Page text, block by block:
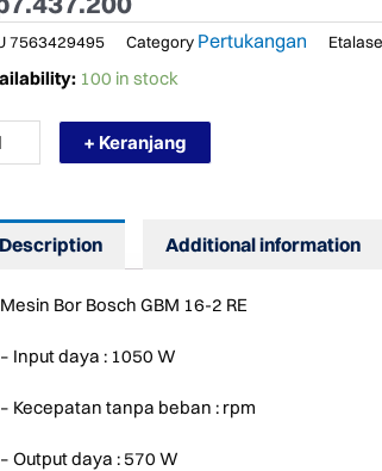
7563429495 Category Pertukangan Etalase
100 in stock
+ Keranjang
Description Additional information
Mesin Bor Bosch GBM 16-2 RE
– Input daya : 1050 W
– Kecepatan tanpa beban : rpm
– Output daya : 570 W